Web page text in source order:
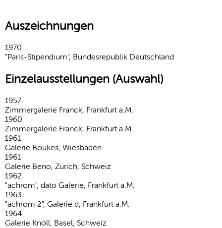
Auszeichnungen
1970
"Paris-Stipendium", Bundesrepublik Deutschland
Einzelausstellungen (Auswahl)
1957
Zimmergalerie Franck, Frankfurt a.M.
1960
Zimmergalerie Franck, Frankfurt a.M.
1961
Galerie Boukes, Wiesbaden
1961
Galerie Beno, Zürich, Schweiz
1962
"achrom", dato Galerie, Frankfurt a.M.
1963
"achrom 2", Galerie d, Frankfurt a.M.
1964
Galerie Knöll, Basel, Schweiz